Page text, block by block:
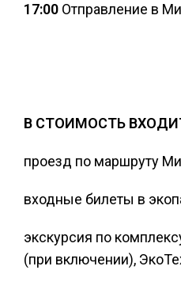
17:00 Отправление в
В СТОИМОСТЬ
проезд по маршруту
входные билеты в
экскурсия по
(при включении),